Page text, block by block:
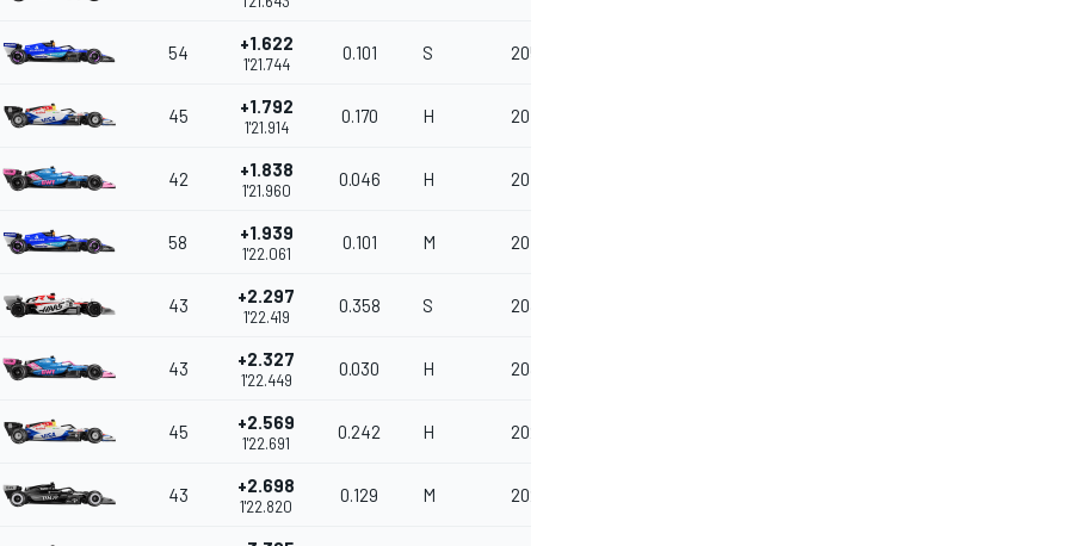
54 +1.622
1'21.744
0.101 S 205.093
45 +1.792
1'21.914
0.170 H 204.668
42 +1.838
1'21.960
0.046 H 204.553
58 +1.939
1'22.061
0.101 M 204.301
43 +2.297
1'22.419
0.358 S 203.414
43 +2.327
1'22.449
0.030 H 203.340
45 +2.569
1'22.691
0.242 H 202.745
43 +2.698
1'22.820
0.129 M 202.429